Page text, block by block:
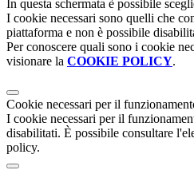
In questa schermata è possibile
I cookie necessari sono quelli che
piattaforma e non è possibile
Per conoscere quali sono i cookie
visionare la COOKIE POLICY.
Cookie necessari per il
I cookie necessari per il
disabilitati. È possibile consultare
policy.